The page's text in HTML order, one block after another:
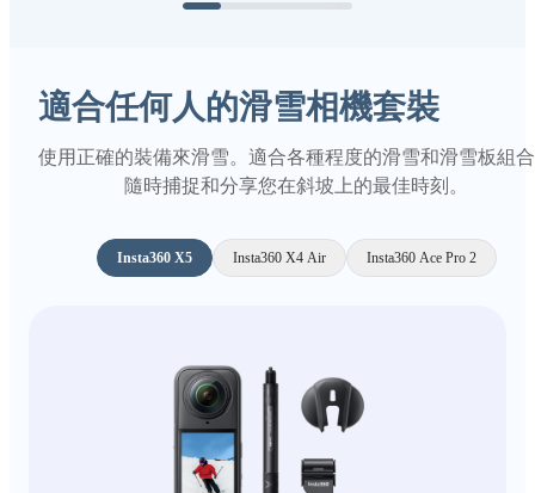
適合任何人的滑雪相機套裝
使用正確的裝備來滑雪。適合各種程度的滑雪和滑雪板組
隨時捕捉和分享您在斜坡上的最佳時刻。
Insta360 X5 Insta360 X4 Air Insta360 Ace Pro 2